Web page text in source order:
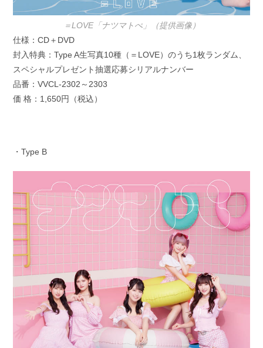
＝LOVE「ナツマトぺ」（提供画像）
仕様：CD＋DVD
封入特典：Type A生写真10種（＝LOVE）のうち1枚ランダム、
スペシャルプレゼント抽選応募シリアルナンバー
品番：VVCL-2302～2303
価 格：1,650円（税込）
・Type B